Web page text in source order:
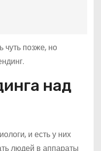
чуть позже, но
над
и есть у них
людей в аппараты